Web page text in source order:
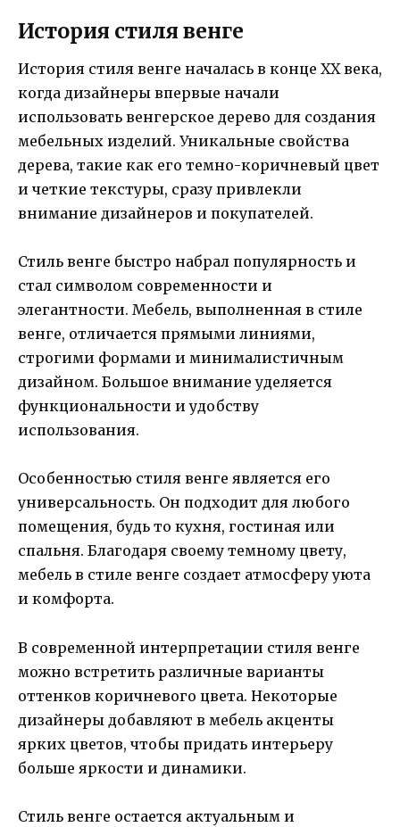
История стиля венге
История стиля венге началась в конце XX века,
когда дизайнеры впервые начали
использовать венгерское дерево для создания
мебельных изделий. Уникальные свойства
дерева, такие как его темно-коричневый цвет
и четкие текстуры, сразу привлекли
внимание дизайнеров и покупателей.
Стиль венге быстро набрал популярность и
стал символом современности и
элегантности. Мебель, выполненная в стиле
венге, отличается прямыми линиями,
строгими формами и минималистичным
дизайном. Большое внимание уделяется
функциональности и удобству
использования.
Особенностью стиля венге является его
универсальность. Он подходит для любого
помещения, будь то кухня, гостиная или
спальня. Благодаря своему темному цвету,
мебель в стиле венге создает атмосферу уюта
и комфорта.
В современной интерпретации стиля венге
можно встретить различные варианты
оттенков коричневого цвета. Некоторые
дизайнеры добавляют в мебель акценты
ярких цветов, чтобы придать интерьеру
больше яркости и динамики.
Стиль венге остается актуальным и